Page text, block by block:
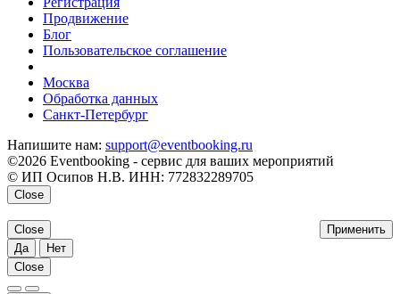
Продвижение
Блог
Пользовательское соглашение
Москва
Обработка данных
Санкт-Петербург
Напишите нам: support@eventbooking.ru
©2026 Eventbooking - сервис для ваших мероприятий
© ИП Осипов Н.В. ИНН: 772832289705
Close
Применить
Close
Да
Нет
Close